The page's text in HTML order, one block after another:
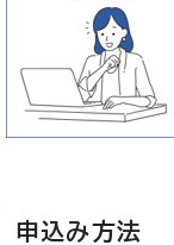
申込み方法